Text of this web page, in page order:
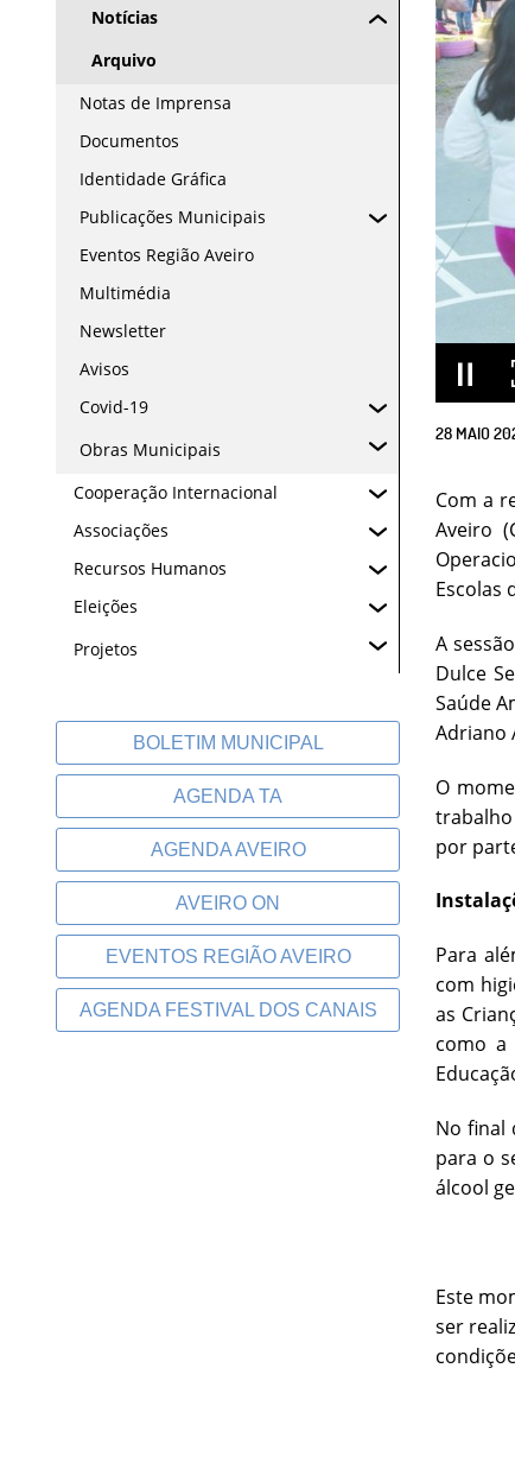
Notícias
Arquivo
Notas de Imprensa
Documentos
Identidade Gráfica
Publicações Municipais
Eventos Região Aveiro
Multimédia
Newsletter
Avisos
Covid-19
Obras Municipais
Cooperação Internacional
Associações
Recursos Humanos
Eleições
Projetos
BOLETIM MUNICIPAL
AGENDA TA
AGENDA AVEIRO
AVEIRO ON
EVENTOS REGIÃO AVEIRO
AGENDA FESTIVAL DOS CANAIS
28 MAIO
Com a
Aveiro
Escolas
A
Dulce
Saúde
Adriano
O
por
Para
com
as
como a
No final
para o
álcool
Este
ser